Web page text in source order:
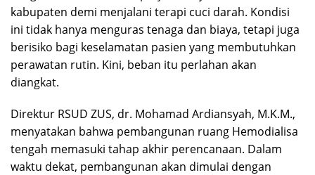
kabupaten demi menjalani terapi cuci darah. Kondisi
ini tidak hanya menguras tenaga dan biaya, tetapi juga
berisiko bagi keselamatan pasien yang membutuhkan
perawatan rutin. Kini, beban itu perlahan akan
diangkat.
Direktur RSUD ZUS, dr. Mohamad Ardiansyah, M.K.M.,
menyatakan bahwa pembangunan ruang Hemodialisa
tengah memasuki tahap akhir perencanaan. Dalam
waktu dekat, pembangunan akan dimulai dengan